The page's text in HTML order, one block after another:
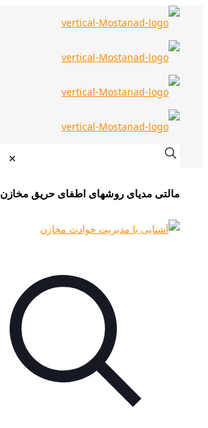
✕
مالتی مدیای روشهای اطفای حریق مخازن